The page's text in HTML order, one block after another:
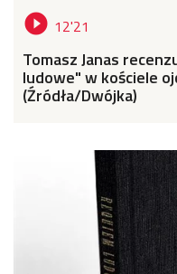
 12'21
Tomasz Janas
ludowe" w kościele
(Źródła/Dwójka)